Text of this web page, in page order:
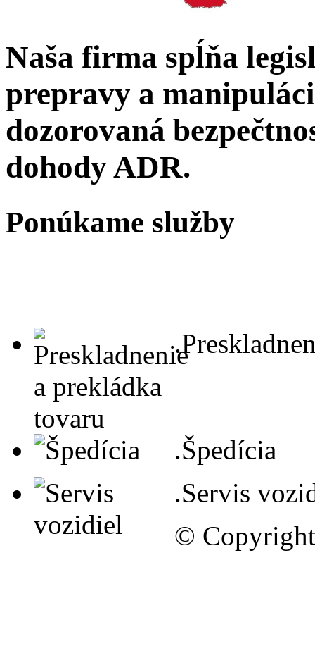
Naša firma spĺňa
prepravy a
dozorovaná
dohody ADR.
Ponúkame služby
.Špedícia
.Servis
©